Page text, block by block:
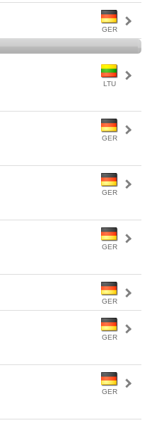
GER
LTU
GER
GER
GER
GER
GER
GER